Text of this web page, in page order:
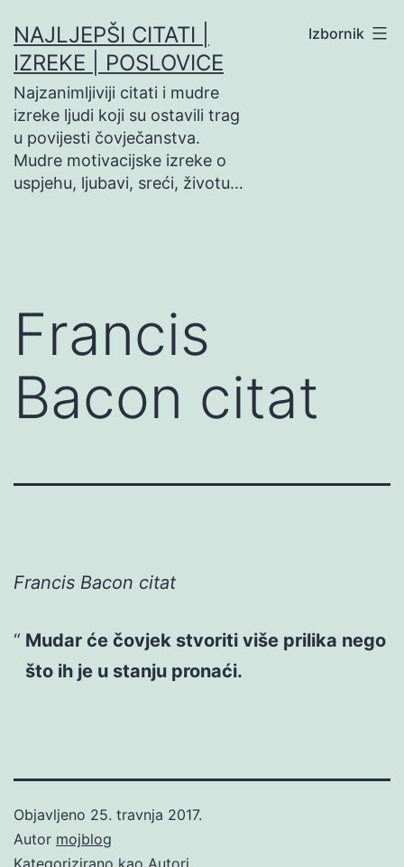
na
sadržaj
NAJLJEPŠI CITATI |
IZREKE | POSLOVICE
Najzanimljiviji citati i mudre
izreke ljudi koji su ostavili trag
u povijesti čovječanstva.
Mudre motivacijske izreke o
uspjehu, ljubavi, sreći, životu…
Izbornik
Francis
Bacon citat
Francis Bacon citat
Mudar će čovjek stvoriti više prilika nego
što ih je u stanju pronaći.
Objavljeno 25. travnja 2017.
Autor mojblog
Kategorizirano kao Autori